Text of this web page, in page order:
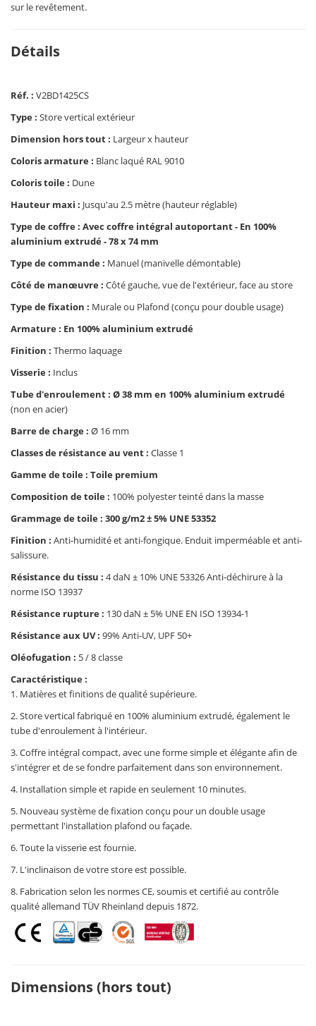
sur le revêtement.
Détails
Réf. : V2BD1425CS
Type : Store vertical extérieur
Dimension hors tout : Largeur x hauteur
Coloris armature : Blanc laqué RAL 9010
Coloris toile : Dune
Hauteur maxi : Jusqu'au 2.5 mètre (hauteur réglable)
Type de coffre : Avec coffre intégral autoportant - En 100%
aluminium extrudé - 78 x 74 mm
Type de commande : Manuel (manivelle démontable)
Côté de manœuvre : Côté gauche, vue de l'extérieur, face au store
Type de fixation : Murale ou Plafond (conçu pour double usage)
Armature : En 100% aluminium extrudé
Finition : Thermo laquage
Visserie : Inclus
Tube d'enroulement : Ø 38 mm en 100% aluminium extrudé
(non en acier)
Barre de charge : Ø 16 mm
Classes de résistance au vent : Classe 1
Gamme de toile : Toile premium
Composition de toile : 100% polyester teinté dans la masse
Grammage de toile : 300 g/m2 ± 5% UNE 53352
Finition : Anti-humidité et anti-fongique. Enduit imperméable et anti-
salissure.
Résistance du tissu : 4 daN ± 10% UNE 53326 Anti-déchirure à la
norme ISO 13937
Résistance rupture : 130 daN ± 5% UNE EN ISO 13934-1
Résistance aux UV : 99% Anti-UV, UPF 50+
Oléofugation : 5 / 8 classe
Caractéristique :
1. Matières et finitions de qualité supérieure.
2. Store vertical fabriqué en 100% aluminium extrudé, également le
tube d'enroulement à l'intérieur.
3. Coffre intégral compact, avec une forme simple et élégante afin de
s'intégrer et de se fondre parfaitement dans son environnement.
4. Installation simple et rapide en seulement 10 minutes.
5. Nouveau système de fixation conçu pour un double usage
permettant l'installation plafond ou façade.
6. Toute la visserie est fournie.
7. L'inclinaison de votre store est possible.
8. Fabrication selon les normes CE, soumis et certifié au contrôle
qualité allemand TÜV Rheinland depuis 1872.
Dimensions (hors tout)